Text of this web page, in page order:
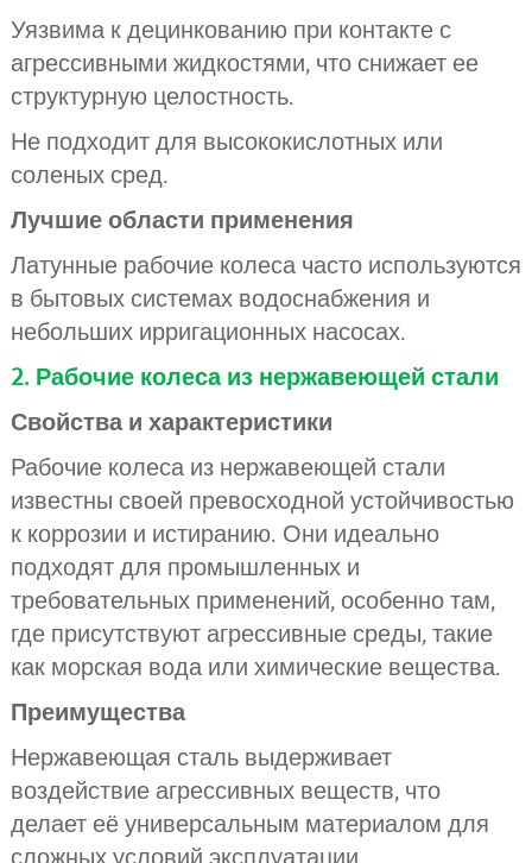
Уязвима к децинкованию при контакте с
агрессивными жидкостями, что снижает ее
структурную целостность.
Не подходит для высококислотных или
соленых сред.
Лучшие области применения
Латунные рабочие колеса часто используются
в бытовых системах водоснабжения и
небольших ирригационных насосах.
2. Рабочие колеса из нержавеющей стали
Свойства и характеристики
Рабочие колеса из нержавеющей стали
известны своей превосходной устойчивостью
к коррозии и истиранию. Они идеально
подходят для промышленных и
требовательных применений, особенно там,
где присутствуют агрессивные среды, такие
как морская вода или химические вещества.
Преимущества
Нержавеющая сталь выдерживает
воздействие агрессивных веществ, что
делает её универсальным материалом для